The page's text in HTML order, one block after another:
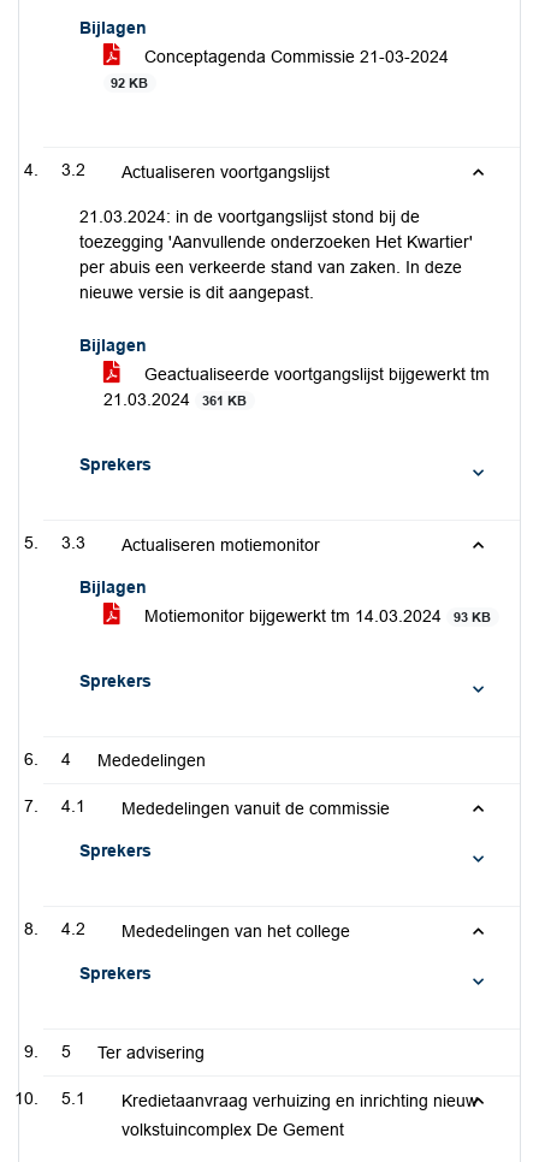
Bijlagen
Conceptagenda Commissie 21-03-2024
92 KB
3.2 Actualiseren voortgangslijst
21.03.2024: in de voortgangslijst stond bij de
toezegging 'Aanvullende onderzoeken Het Kwartier'
per abuis een verkeerde stand van zaken. In deze
nieuwe versie is dit aangepast.
Bijlagen
Geactualiseerde voortgangslijst bijgewerkt tm
21.03.2024
361 KB
Sprekers
3.3 Actualiseren motiemonitor
Bijlagen
Motiemonitor bijgewerkt tm 14.03.2024
93 KB
Sprekers
4 Mededelingen
4.1 Mededelingen vanuit de commissie
Sprekers
4.2 Mededelingen van het college
Sprekers
5 Ter advisering
5.1
Kredietaanvraag verhuizing en inrichting nieuw
volkstuincomplex De Gement